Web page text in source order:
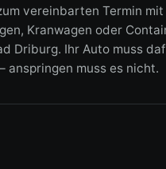
vereinbarten Termin mit
Kranwagen oder
Driburg. Ihr Auto muss
anspringen muss es nicht.